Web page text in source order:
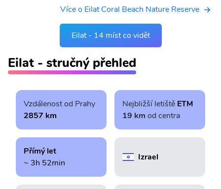
Více o Eilat Coral Beach Nature Reserve
Eilat - 14 míst co vidět
Eilat - stručný přehled
Vzdálenost od Prahy
2857 km
Nejbližší letiště ETM
19 km od centra
Přímý let
~ 3h 52min
Izrael